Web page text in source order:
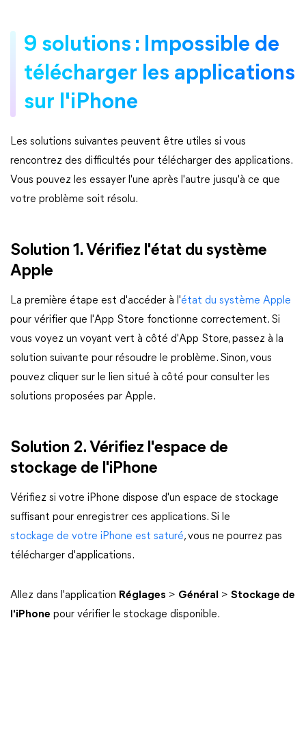
9 solutions : Impossible de
télécharger les applications
sur l'iPhone
Les solutions suivantes peuvent être utiles si vous
rencontrez des difficultés pour télécharger des applications.
Vous pouvez les essayer l'une après l'autre jusqu'à ce que
votre problème soit résolu.
Solution 1. Vérifiez l'état du système
Apple
La première étape est d'accéder à l'état du système Apple
pour vérifier que l'App Store fonctionne correctement. Si
vous voyez un voyant vert à côté d'App Store, passez à la
solution suivante pour résoudre le problème. Sinon, vous
pouvez cliquer sur le lien situé à côté pour consulter les
solutions proposées par Apple.
Solution 2. Vérifiez l'espace de
stockage de l'iPhone
Vérifiez si votre iPhone dispose d'un espace de stockage
suffisant pour enregistrer ces applications. Si le
stockage de votre iPhone est saturé, vous ne pourrez pas
télécharger d'applications.
Allez dans l'application Réglages > Général > Stockage de
l'iPhone pour vérifier le stockage disponible.